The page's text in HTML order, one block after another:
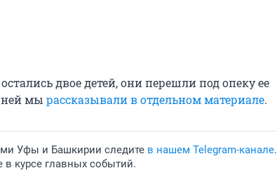
двое детей, они перешли под опеку ее
ней мы рассказывали в отдельном материале.
Уфы и Башкирии следите в нашем Telegram-канале.
в курсе главных событий.